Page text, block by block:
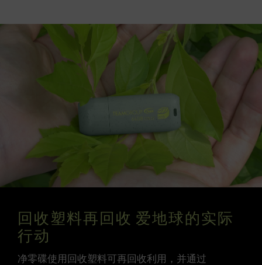
回收塑料再回收 爱地球的实际
行动
净零碟使用回收塑料可再回收利用，并通过